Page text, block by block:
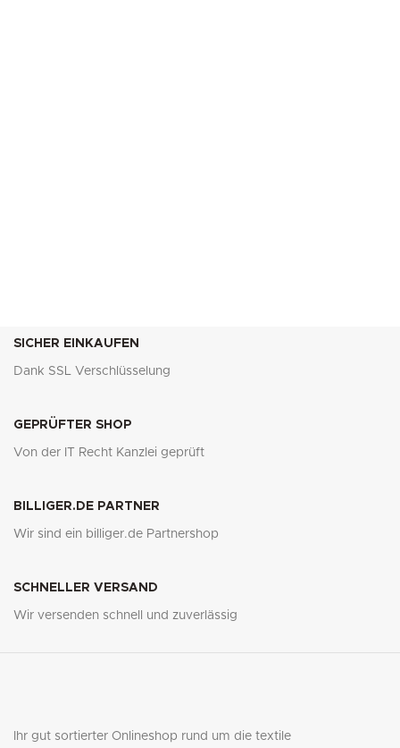
SICHER EINKAUFEN
Dank SSL Verschlüsselung
GEPRÜFTER SHOP
Von der IT Recht Kanzlei geprüft
BILLIGER.DE PARTNER
Wir sind ein billiger.de Partnershop
SCHNELLER VERSAND
Wir versenden schnell und zuverlässig
Ihr gut sortierter Onlineshop rund um die textile